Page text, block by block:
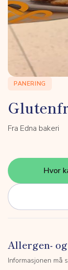
PANERING
Fra Edna bakeri
Hvor
Allergen-
Informasjonen må